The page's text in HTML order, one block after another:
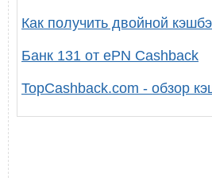
Как получить двойной
Банк 131 от ePN Cashback
TopCashback.com - обзор